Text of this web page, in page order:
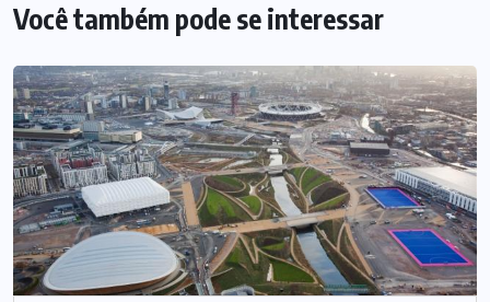
Você também pode se interessar